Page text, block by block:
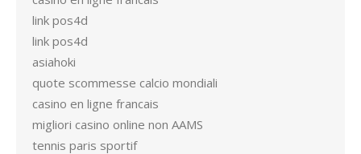
link pos4d
link pos4d
asiahoki
quote scommesse calcio mondiali
casino en ligne francais
migliori casino online non AAMS
tennis paris sportif